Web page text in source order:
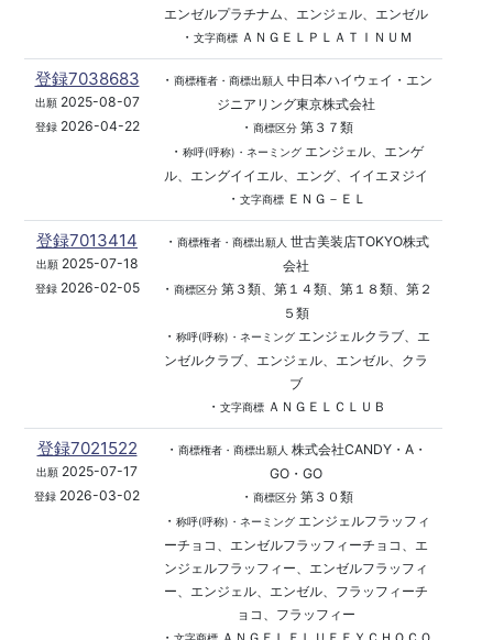
エンゼルプラチナム、エンジェル、エンゼル
・ 文字商標ＡＮＧＥＬＰＬＡＴＩＮＵＭ
登録7038683
出願2025-08-07
登録2026-04-22
・ 商標権者・商標出願人 中日本ハイウェイ・エン
ジニアリング東京株式会社
・ 商標区分第３７類
・ 称呼(呼称)・ネーミングエンジェル、エンゲ
ル、エングイイエル、エング、イイエヌジイ
・ 文字商標ＥＮＧ－ＥＬ
登録7013414
出願2025-07-18
登録2026-02-05
・ 商標権者・商標出願人 世古美装店TOKYO株式
会社
・ 商標区分第３類、第１４類、第１８類、第２
５類
・ 称呼(呼称)・ネーミングエンジェルクラブ、エ
ンゼルクラブ、エンジェル、エンゼル、クラ
ブ
・ 文字商標ＡＮＧＥＬＣＬＵＢ
登録7021522
出願 2025-07-17
登録 2026-03-02
・ 商標権者・商標出願人 株式会社CANDY・A・
GO・GO
・ 商標区分第３０類
・ 称呼(呼称)・ネーミングエンジェルフラッフィ
ーチョコ、エンゼルフラッフィーチョコ、エ
ンジェルフラッフィー、エンゼルフラッフィ
ー、エンジェル、エンゼル、フラッフィーチ
ョコ、フラッフィー